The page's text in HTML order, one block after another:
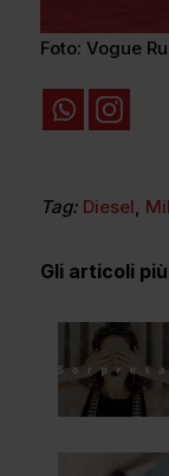
Foto: Vogue
Tag: Diesel
Gli articoli